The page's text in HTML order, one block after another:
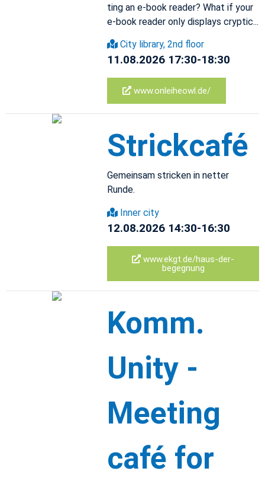
ting an e-book reader? What if your
e-book reader only dis­plays cryp­tic...
City li­brary, 2nd floor
11.08.2026 17:30-18:30
www.​onleiheowl.​de/
Strick­café
Gemein­sam stricken in net­ter
Runde.
Inner city
12.08.2026 14:30-16:30
www.​ekgt.​de/​haus-​der-​
begegnung
Komm.​
Unity -
Meet­ing
café for